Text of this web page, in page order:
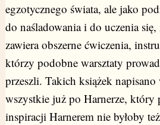
egzotycznego świata, ale jako
do naśladowania i do uczenia
zawiera obszerne ćwiczenia,
którzy podobne warsztaty
przeszli. Takich książek napisano
wszystkie już po Harnerze, który
inspiracji Harnerem nie byłoby